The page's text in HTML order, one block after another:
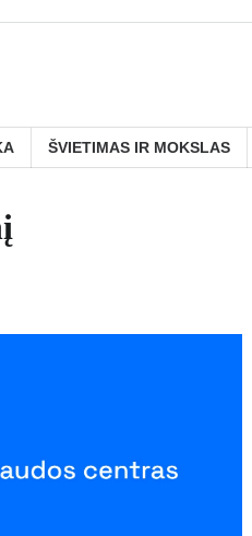
ŠVIETIMAS IR MOKSLAS